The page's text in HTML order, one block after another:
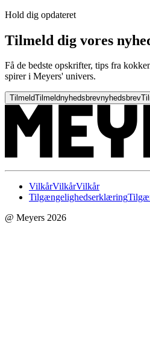
Hold dig opdateret
Tilmeld dig vores
Få de bedste opskrifter, tips fra
spirer i Meyers' univers.
TilmeldTilmeldnyhedsbrevnyhedsbrev
VilkårVilkårVilkår
Tilgængelighedserklæring
@ Meyers 2026